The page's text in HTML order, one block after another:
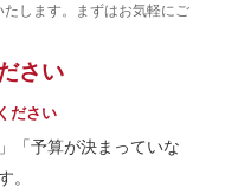
します。まずはお気軽にご
さい
ださい
「予算が決まっていな
。